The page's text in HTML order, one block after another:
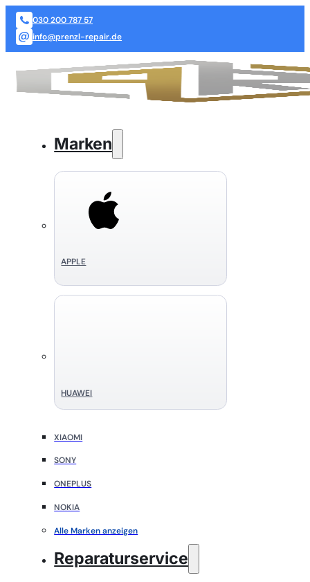
030 200 787 57
info@prenzl-repair.de
Marken
APPLE
HUAWEI
XIAOMI
SONY
ONEPLUS
NOKIA
Alle Marken anzeigen
Reparaturservice